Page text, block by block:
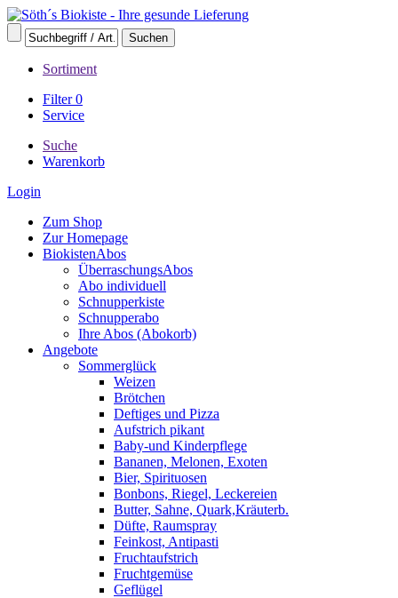
Sortiment
Filter0
Service
Suche
Warenkorb
Login
Zum Shop
Zur Homepage
BiokistenAbos
ÜberraschungsAbos
Abo individuell
Schnupperkiste
Schnupperabo
Ihre Abos (Abokorb)
Angebote
Sommerglück
Weizen
Brötchen
Deftiges und Pizza
Aufstrich pikant
Baby-und Kinderpflege
Bananen, Melonen, Exoten
Bier, Spirituosen
Bonbons, Riegel, Leckereien
Butter, Sahne, Quark,Kräuterb.
Düfte, Raumspray
Feinkost, Antipasti
Fruchtaufstrich
Fruchtgemüse
Geflügel